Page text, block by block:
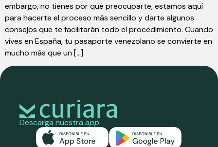
embargo, no tienes por qué preocuparte, estamos aquí
para hacerte el proceso más sencillo y darte algunos
consejos que te facilitarán todo el procedimiento. Cuando
vives en España, tu pasaporte venezolano se convierte en
mucho más que un […]
Descarga nuestra app